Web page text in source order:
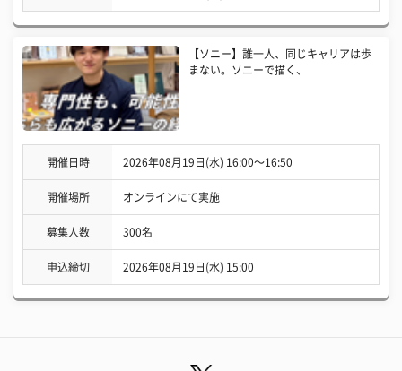
【ソニー】誰一人、同じキャリアは歩
まない。ソニーで描く、
開催日時 2026年08月19日(水) 16:00〜16:50
開催場所 オンラインにて実施
募集人数 300名
申込締切 2026年08月19日(水) 15:00